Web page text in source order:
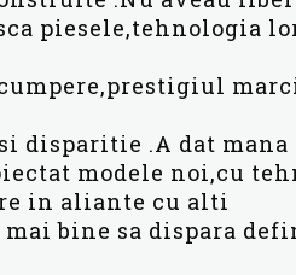
piesele,tehnologia
disparitie .A dat
modele noi,cu
in aliante cu alti
bine sa dispara